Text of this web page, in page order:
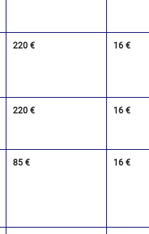
220 € 16 €
220 € 16 €
85 € 16 €